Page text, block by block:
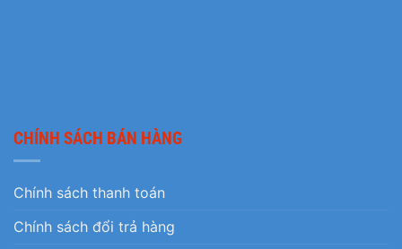
CHÍNH SÁCH BÁN HÀNG
Chính sách thanh toán
Chính sách đổi trả hàng